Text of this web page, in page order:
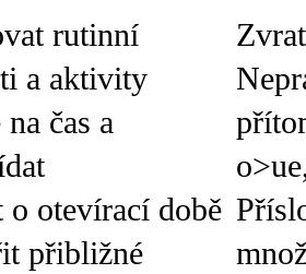
rutinní
a aktivity
na čas a
otevírací době
přibližné